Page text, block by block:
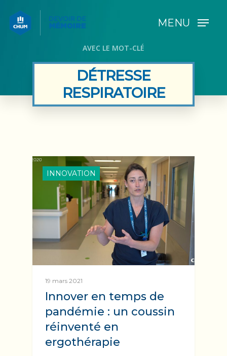
MENU
AVEC LE MOT-CLÉ
DÉTRESSE
RESPIRATOIRE
INNOVATION
19 mars 2021
Innover en temps de
pandémie : un coussin
réinventé en
ergothérapie